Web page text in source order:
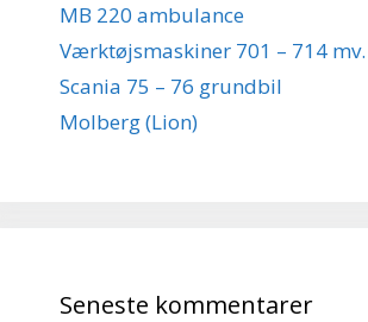
MB 220 ambulance
Værktøjsmaskiner 701 – 714 mv.
Scania 75 – 76 grundbil
Molberg (Lion)
Seneste kommentarer